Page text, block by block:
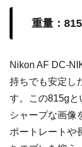
重量：
Nikon AF DC-
持ちでも安定し
す。この815gと
シャープな画像
ポートレートや